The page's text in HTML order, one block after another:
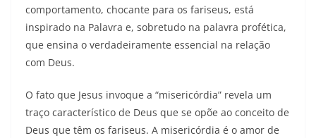
comportamento, chocante para os fariseus, está
inspirado na Palavra e, sobretudo na palavra profética,
que ensina o verdadeiramente essencial na relação
com Deus.
O fato que Jesus invoque a “misericórdia” revela um
traço característico de Deus que se opõe ao conceito de
Deus que têm os fariseus. A misericórdia é o amor de